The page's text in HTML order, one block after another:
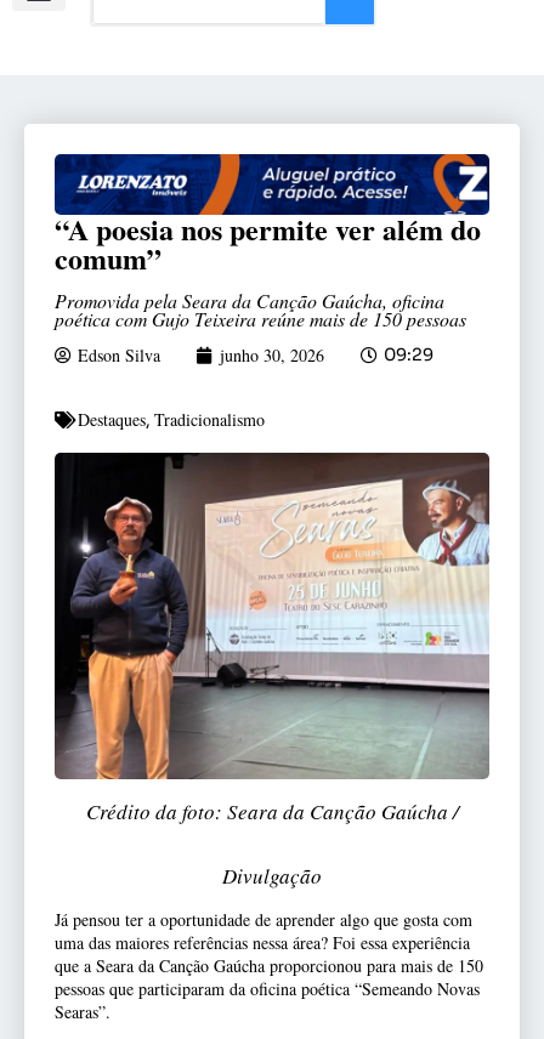
“A poesia nos permite ver além do
comum”
Promovida pela Seara da Canção Gaúcha, oficina
poética com Gujo Teixeira reúne mais de 150 pessoas
Edson Silva junho 30, 2026 09:29
Destaques, Tradicionalismo
Crédito da foto: Seara da Canção Gaúcha /
Divulgação
Já pensou ter a oportunidade de aprender algo que gosta com
uma das maiores referências nessa área? Foi essa experiência
que a Seara da Canção Gaúcha proporcionou para mais de 150
pessoas que participaram da oficina poética “Semeando Novas
Searas”.